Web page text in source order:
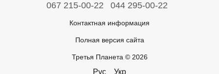
067 215-00-22 044 295-00-22
Контактная информация
Полная версия сайта
Третья Планета © 2026
Рус Укр